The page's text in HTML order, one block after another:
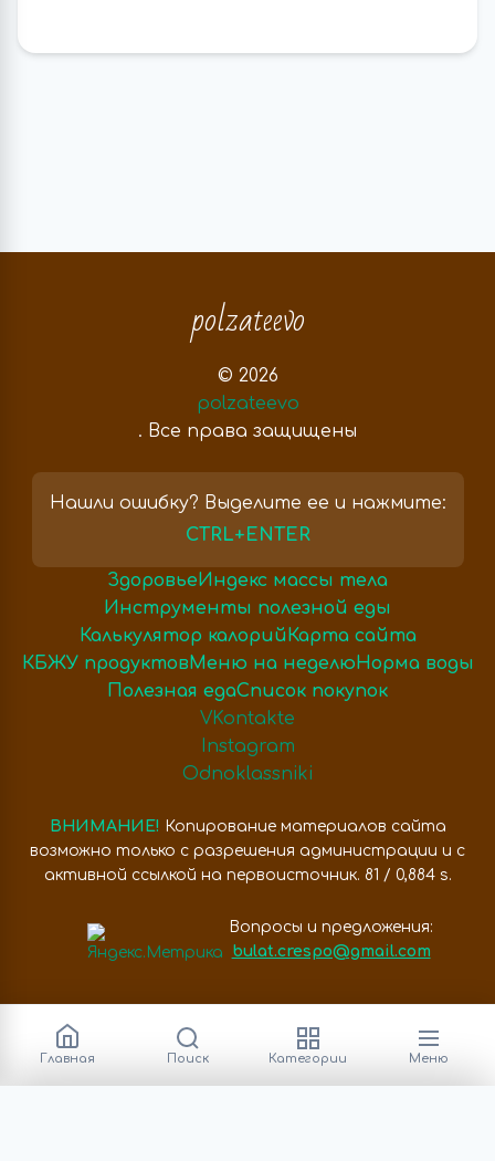
polzateevo
© 2026
polzateevo
. Все права защищены
Нашли ошибку? Выделите ее и нажмите:
CTRL+ENTER
Здоровье Индекс массы тела
Инструменты полезной еды
Калькулятор калорий Карта сайта
КБЖУ продуктов Меню на неделю Норма воды
Полезная едаСписок покупок
VKontakte
Instagram
Odnoklassniki
ВНИМАНИЕ! Копирование материалов сайта
возможно только с разрешения администрации и с
активной ссылкой на первоисточник. 81 / 0,884 s.
Вопросы и предложения:
bulat.crespo@gmail.com
Главная Поиск Категории Меню